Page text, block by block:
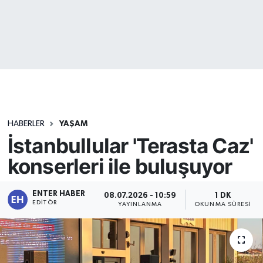
HABERLER YAŞAM
İstanbullular 'Terasta Caz'
konserleri ile buluşuyor
ENTER HABER
EDITÖR
08.07.2026 - 10:59
YAYINLANMA
1 DK
OKUNMA SÜRESI